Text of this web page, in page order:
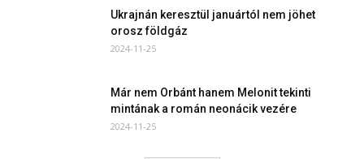
Ukrajnán keresztül januártól nem jöhet
orosz földgáz
2024-11-25
Már nem Orbánt hanem Melonit tekinti
mintának a román neonácik vezére
2024-11-25